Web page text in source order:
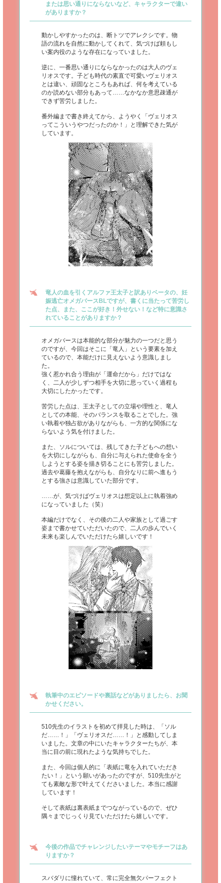
または思い通りにならないなど、キャラクターで違い
がありますか？
動かしやすかったのは、断トツでアレクシです。物
語の流れを自然に動かしてくれて、気づけば頼もし
い案内役のような存在になっていました。
逆に、一番思い通りにならなかったのは大人のヴェ
リオスです。子ども時代の素直で可愛いヴェリオス
とは違い、頑固なところもあれば、何を考えている
のか読めない部分もあって……なかなか意思疎通が
できず苦労しました。
番外編まで書き終えてから、ようやく「ヴェリオス
ってこういうやつだったのか！」と理解できた気が
しています。
竜人の血を引くアルファ王太子と訳ありベータの、妊
娠逃亡オメガバースBLですが、書くに当たって苦労し
た点、また、ここが好き！外せない！など特に意識さ
れていることがありますか？
オメガバースは本能的な部分が魅力の一つだと思う
のですが、今回はそこに「竜人」という要素を加え
ているので、本能だけに見えないよう意識しまし
た。
強く惹かれ合う理由が「運命だから」だけではな
く、二人が少しずつ相手を大切に思っていく過程も
大切にしたかったです。
苦労した点は、王太子としての立場や理性と、竜人
としての本能、そのバランスを取ることでした。強
い執着や独占欲がありながらも、一方的な関係にな
らないよう気を付けました。
また、ソルについては、残してきた子どもへの想い
を大切にしながらも、自分に与えられた使命を全う
しようとする姿を描き切ることにも苦労しました。
過去や葛藤を抱えながらも、自分なりに前へ進もう
とする強さは意識していた部分です。
……が、気づけばヴェリオスは想定以上に執着強め
になっていました（笑）
本編だけでなく、その後の二人や家族として過ごす
姿まで書かせていただいたので、二人の歩んでいく
未来も楽しんでいただけたら嬉しいです！
執筆中のエピソードや裏話などがありましたら、お聞
かせください。
510先生のイラストを初めて拝見した時は、「ソル
だ……！」「ヴェリオスだ……！」と感動してしま
いました。文章の中にいたキャラクターたちが、本
当に目の前に現れたような気持ちでした。
また、今回は個人的に「表紙に竜を入れていただき
たい！」という願いがあったのですが、510先生がと
ても素敵な形で叶えてくださいました。本当に感謝
しています！
そして表紙は裏表紙までつながっているので、ぜひ
隅々までじっくり見ていただけたら嬉しいです。
今後の作品でチャレンジしたいテーマやモチーフはあ
りますか？
スバダリに憧れていて、常に完全無欠パーフェクト